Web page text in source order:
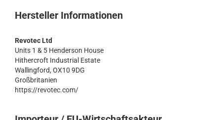
Hersteller Informationen
Revotec Ltd
Units 1 & 5 Henderson House
Hithercroft Industrial Estate
Wallingford, OX10 9DG
Großbritanien
https://revotec.com/